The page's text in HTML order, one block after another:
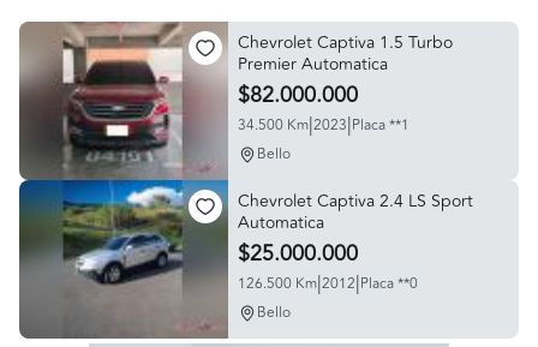
Chevrolet Captiva 1.5 Turbo
Premier Automatica
$82.000.000
34.500 Km|2023|Placa **1
Bello
Chevrolet Captiva 2.4 LS Sport
Automatica
$25.000.000
126.500 Km|2012|Placa **0
Bello